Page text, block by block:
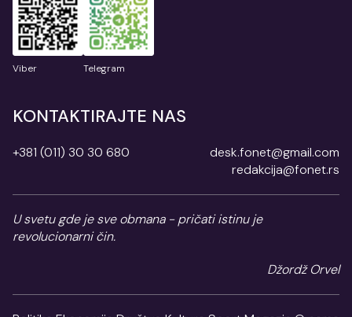
Viber Telegram
KONTAKTIRAJTE NAS
+381 (011) 30 30 680
desk.fonet@gmail.com
redakcija@fonet.rs
U svetu gde je sve obmana - pričati istinu je
revolucionarni čin.
Džordž Orvel